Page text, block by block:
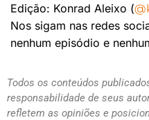
Edição: Konrad Aleixo (
Nos sigam nas redes
nenhum episódio e
Todos os conteúdos
responsabilidade de seus
refletem as opiniões e